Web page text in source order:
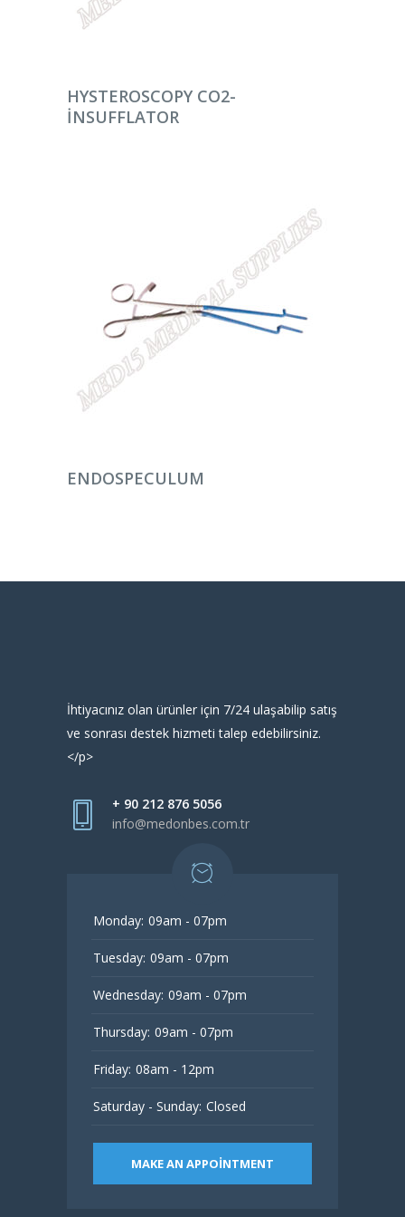
DEVAMINI OKU
HYSTEROSCOPY CO2-
INSUFFLATOR
DEVAMINI OKU
ENDOSPECULUM
İhtiyacınız olan ürünler için 7/24 ulaşabilip satış
ve sonrası destek hizmeti talep edebilirsiniz.
</p>
+ 90 212 876 5056
info@medonbes.com.tr
Monday: 09am - 07pm
Tuesday: 09am - 07pm
Wednesday: 09am - 07pm
Thursday: 09am - 07pm
Friday: 08am - 12pm
Saturday - Sunday: Closed
MAKE AN APPOINTMENT